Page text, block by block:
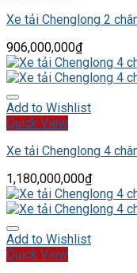
Xe tải Chenglong 2
906,000,000₫
Add to Wishlist
Quick View
Xe tải Chenglong 4
1,180,000,000₫
Add to Wishlist
Quick View